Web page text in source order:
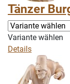
Tänzer
Variante wählen
Details